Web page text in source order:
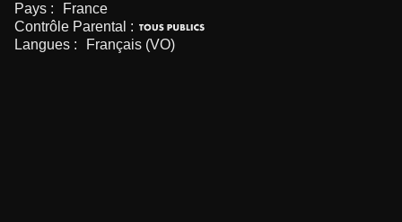
Pays :
France
Contrôle Parental :
Langues :
Français (VO)